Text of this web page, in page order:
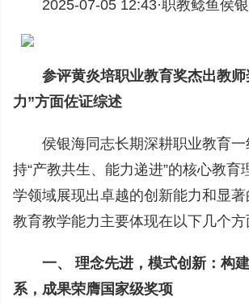
2025-07-05 12:43·职教鲶鱼侯
参评黄炎培职业教育奖杰出教
力”方面佐证综述
侯银海同志长期深耕职业教育
持“产教共生、能力递进”的核心教育
学领域展现出卓越的创新能力和显
教育教学能力主要体现在以下几个方
一、 理念先进，模式创新：构
系，成果荣膺国家级奖项